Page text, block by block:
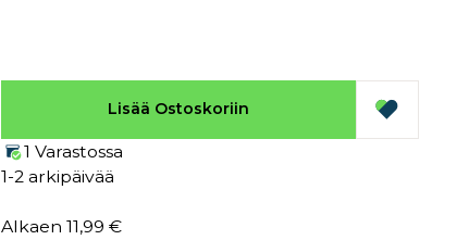
Lisää Ostoskoriin
1 Varastossa
1-2 arkipäivää
Alkaen 11,99 €